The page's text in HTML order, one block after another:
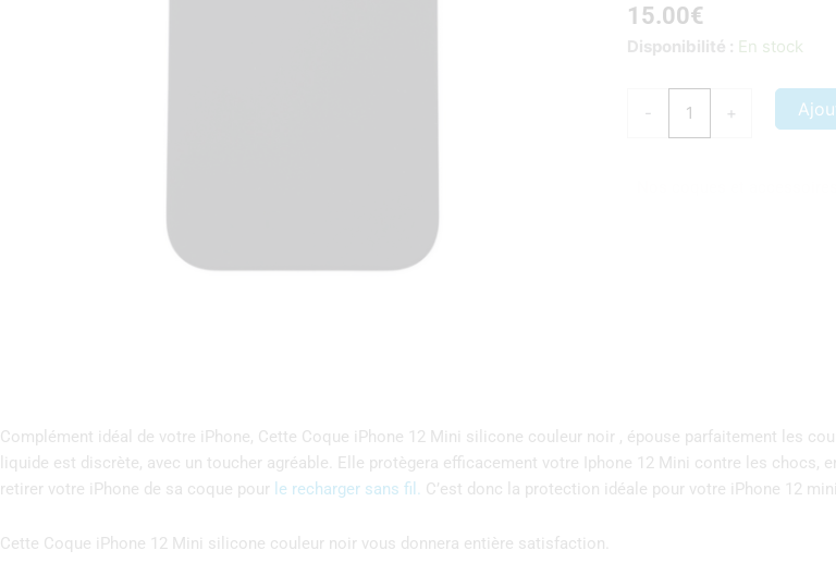
15.00€
Disponibilité : En stock
-
quantité
+
Complément idéal de votre iPhone, Cette Coque iPhone 12 Mini silicone couleur noir , épouse parfaitement les
liquide est discrète, avec un toucher agréable. Elle protègera efficacement votre Iphone 12 Mini contre les chocs,
retirer votre iPhone de sa coque pour
le recharger sans fil. C’est donc la protection idéale pour votre iPhone 12 mini.
Cette Coque iPhone 12 Mini silicone couleur noir vous donnera entière satisfaction.